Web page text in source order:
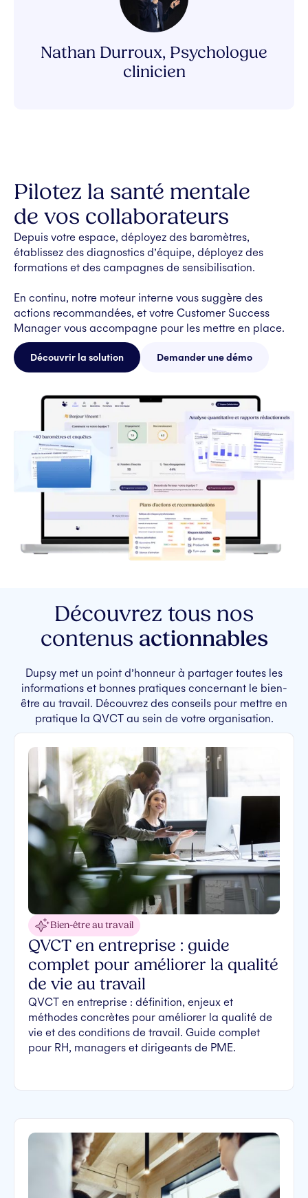
Nathan Durroux, Psychologue
clinicien
Pilotez la santé mentale
de vos collaborateurs
Depuis votre espace, déployez des baromètres,
établissez des diagnostics d’équipe, déployez des
formations et des campagnes de sensibilisation.
En continu, notre moteur interne vous suggère des
actions recommandées, et votre Customer Success
Manager vous accompagne pour les mettre en place.
Découvrir la solution Demander une démo
Découvrez tous nos
contenus actionnables
Dupsy met un point d’honneur à partager toutes les
informations et bonnes pratiques concernant le bien-
être au travail. Découvrez des conseils pour mettre en
pratique la QVCT au sein de votre organisation.
Bien-être au travail
QVCT en entreprise : guide
complet pour améliorer la qualité
de vie au travail
QVCT en entreprise : définition, enjeux et
méthodes concrètes pour améliorer la qualité de
vie et des conditions de travail. Guide complet
pour RH, managers et dirigeants de PME.